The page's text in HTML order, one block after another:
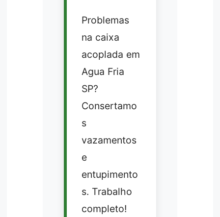
Problemas
na caixa
acoplada em
Agua Fria
SP?
Consertamo
s
vazamentos
e
entupimento
s. Trabalho
completo!